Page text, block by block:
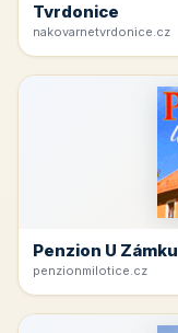
Tvrdonice
nakovarnetvrdonice.cz
Penzion U Zámku
penzionmilotice.cz